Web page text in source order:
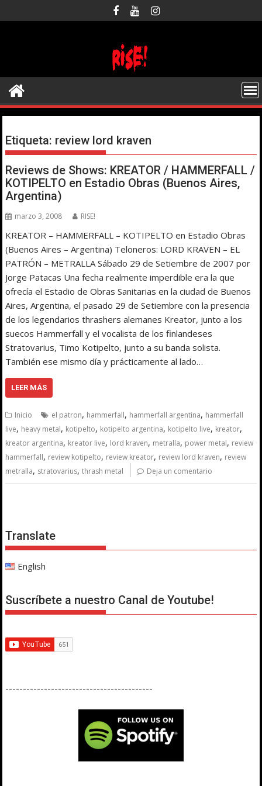
al
Etiqueta: review lord kraven
Reviews de Shows: KREATOR / HAMMERFALL /
KOTIPELTO en Estadio Obras (Buenos Aires,
Argentina)
marzo 3, 2008 RISE!
KREATOR – HAMMERFALL – KOTIPELTO en Estadio Obras
(Buenos Aires – Argentina) Teloneros: LORD KRAVEN – EL
PATRÓN – METRALLA Sábado 29 de Setiembre de 2007 por
Jorge Patacas Una fecha realmente imperdible era la que
ofrecía el Estadio de Obras Sanitarias en la ciudad de Buenos
Aires, Argentina, el pasado 29 de Setiembre con la presencia
de los legendarios thrashers alemanes Kreator, junto a los
suecos Hammerfall y el vocalista de los finlandeses
Stratovarius, Timo Kotipelto, junto a su banda solista.
También ese mismo día y prácticamente al lado…
LEER MÁS
Inicio el patron, hammerfall, hammerfall argentina, hammerfall
live, heavy metal, kotipelto, kotipelto argentina, kotipelto live, kreator,
kreator argentina, kreator live, lord kraven, metralla, power metal, review
hammerfall, review kotipelto, review kreator, review lord kraven, review
metralla, stratovarius,thrash metal Deja un comentario
Translate
English
Suscríbete a nuestro Canal de Youtube!
------------------------------------------